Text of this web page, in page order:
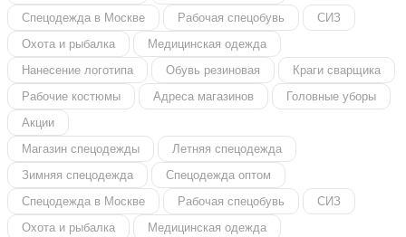
Спецодежда в Москве
Рабочая спецобувь
СИЗ
Охота и рыбалка
Медицинская одежда
Нанесение логотипа
Обувь резиновая
Краги сварщика
Рабочие костюмы
Адреса магазинов
Головные уборы
Акции
Магазин спецодежды
Летняя спецодежда
Зимняя спецодежда
Спецодежда оптом
Спецодежда в Москве
Рабочая спецобувь
СИЗ
Охота и рыбалка
Медицинская одежда